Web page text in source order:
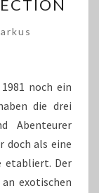
noch ein
die drei
Abenteurer
doch als eine
etabliert. Der
exotischen